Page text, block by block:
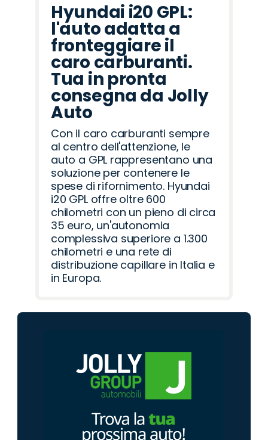
Hyundai i20 GPL:
l'auto adatta a
fronteggiare il
caro carburanti.
Tua in pronta
consegna da Jolly
Auto
Con il caro carburanti sempre
al centro dell'attenzione, le
auto a GPL rappresentano una
soluzione per contenere le
spese di rifornimento. Hyundai
i20 GPL offre oltre 600
chilometri con un pieno di circa
35 euro, un'autonomia
complessiva superiore a 1.300
chilometri e una rete di
distribuzione capillare in Italia e
in Europa.